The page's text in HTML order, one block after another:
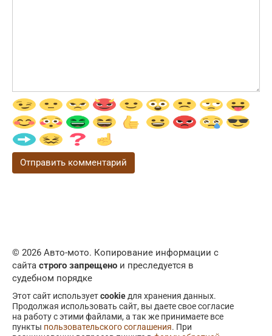
© 2026 Авто-мото. Копирование информации с
сайта строго запрещено и преследуется в
судебном порядке
Этот сайт используетcookie для хранения данных.
Продолжая использовать сайт, вы даете свое согласие
на работу с этими файлами, а так же принимаете все
пункты пользовательского соглашения. При